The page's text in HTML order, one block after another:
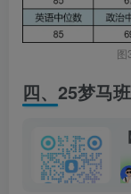
图
四、25梦马